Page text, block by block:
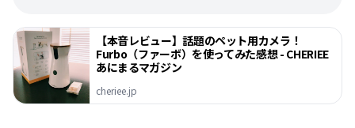
【本音レビュー】話題のペット用カメラ！
Furbo（ファーボ）を使ってみた感想 - CHERIEE
あにまるマガジン
cheriee.jp